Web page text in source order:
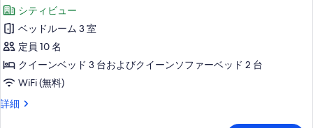
す
べ
て
の
写
真
Cristo
Apt
PH)
の
詳
細
ー
ト
メ
ン
(206
シティビュー
ベッドルーム 3 室
定員 10 名
クイーンベッド 3 台およびクイーンソファーベッド 2 台
WiFi (無料)
詳細
ア